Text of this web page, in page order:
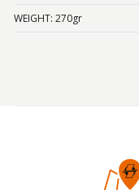
WEIGHT: 270gr